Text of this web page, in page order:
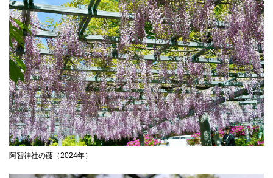
阿智神社の藤（2024年）